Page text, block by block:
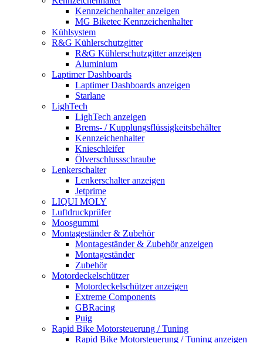
Kennzeichenhalter anzeigen
MG Biketec Kennzeichenhalter
Kühlsystem
R&G Kühlerschutzgitter
R&G Kühlerschutzgitter anzeigen
Aluminium
Laptimer Dashboards
Laptimer Dashboards anzeigen
Starlane
LighTech
LighTech anzeigen
Brems- / Kupplungsflüssigkeitsbehälter
Kennzeichenhalter
Knieschleifer
Ölverschlussschraube
Lenkerschalter
Lenkerschalter anzeigen
Jetprime
LIQUI MOLY
Luftdruckprüfer
Moosgummi
Montageständer & Zubehör
Montageständer & Zubehör anzeigen
Montageständer
Zubehör
Motordeckelschützer
Motordeckelschützer anzeigen
Extreme Components
GBRacing
Puig
Rapid Bike Motorsteuerung / Tuning
Rapid Bike Motorsteuerung / Tuning anzeigen